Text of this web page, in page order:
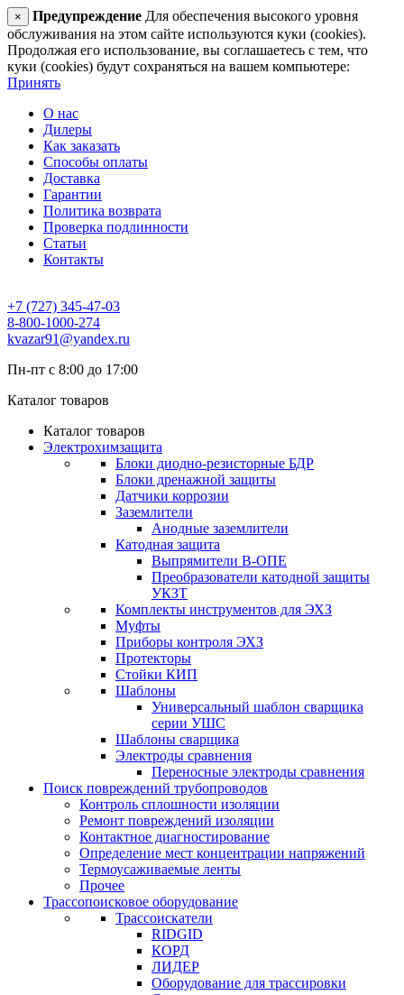
× Предупреждение Для обеспечения высокого уровня
обслуживания на этом сайте используются куки (cookies).
Продолжая его использование, вы соглашаетесь с тем, что
куки (cookies) будут сохраняться на вашем компьютере:
Принять
О нас
Дилеры
Как заказать
Способы оплаты
Доставка
Гарантии
Политика возврата
Проверка подлинности
Статьи
Контакты
+7 (727) 345-47-03
8-800-1000-274
kvazar91@yandex.ru
Пн-пт с 8:00 до 17:00
Каталог товаров
Каталог товаров
Электрохимзащита
Блоки диодно-резисторные БДР
Блоки дренажной защиты
Датчики коррозии
Заземлители
Анодные заземлители
Катодная защита
Выпрямители В-ОПЕ
Преобразователи катодной защиты
УКЗТ
Комплекты инструментов для ЭХЗ
Муфты
Приборы контроля ЭХЗ
Протекторы
Стойки КИП
Шаблоны
Универсальный шаблон сварщика
серии УШС
Шаблоны сварщика
Электроды сравнения
Переносные электроды сравнения
Поиск повреждений трубопроводов
Контроль сплошности изоляции
Ремонт повреждений изоляции
Контактное диагностирование
Определение мест концентрации напряжений
Термоусаживаемые ленты
Прочее
Трассопоисковое оборудование
Трассоискатели
RIDGID
КОРД
ЛИДЕР
Оборудование для трассировки